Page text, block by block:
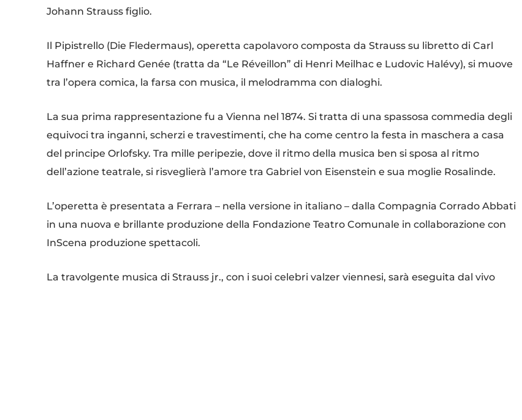
Johann Strauss figlio.
Il Pipistrello (Die Fledermaus), operetta capolavoro composta da Strauss su libretto di Carl
Haffner e Richard Genée (tratta da “Le Réveillon” di Henri Meilhac e Ludovic Halévy), si muove
tra l’opera comica, la farsa con musica, il melodramma con dialoghi.
La sua prima rappresentazione fu a Vienna nel 1874. Si tratta di una spassosa commedia degli
equivoci tra inganni, scherzi e travestimenti, che ha come centro la festa in maschera a casa
del principe Orlofsky. Tra mille peripezie, dove il ritmo della musica ben si sposa al ritmo
dell’azione teatrale, si risveglierà l’amore tra Gabriel von Eisenstein e sua moglie Rosalinde.
L’operetta è presentata a Ferrara – nella versione in italiano – dalla Compagnia Corrado Abbati
in una nuova e brillante produzione della Fondazione Teatro Comunale in collaborazione con
InScena produzione spettacoli.
La travolgente musica di Strauss jr., con i suoi celebri valzer viennesi, sarà eseguita dal vivo